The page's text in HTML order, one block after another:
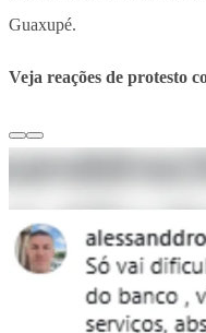
Guaxupé.
Veja reações de protesto